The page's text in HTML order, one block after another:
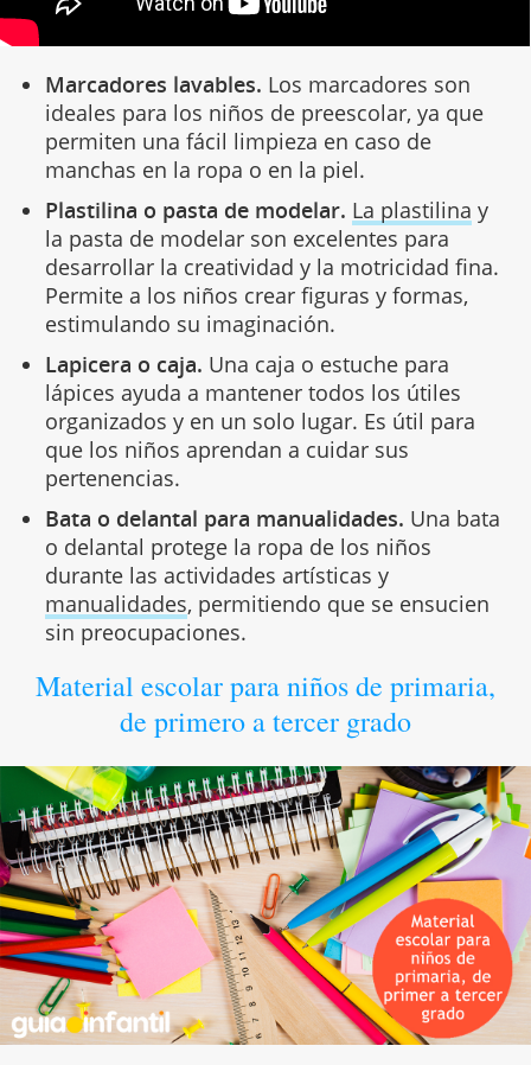
Marcadores lavables. Los marcadores son
ideales para los niños de preescolar, ya que
permiten una fácil limpieza en caso de
manchas en la ropa o en la piel.
Plastilina o pasta de modelar. La plastilina y
la pasta de modelar son excelentes para
desarrollar la creatividad y la motricidad fina.
Permite a los niños crear figuras y formas,
estimulando su imaginación.
Lapicera o caja. Una caja o estuche para
lápices ayuda a mantener todos los útiles
organizados y en un solo lugar. Es útil para
que los niños aprendan a cuidar sus
pertenencias.
Bata o delantal para manualidades. Una bata
o delantal protege la ropa de los niños
durante las actividades artísticas y
manualidades, permitiendo que se ensucien
sin preocupaciones.
Material escolar para niños de primaria,
de primero a tercer grado